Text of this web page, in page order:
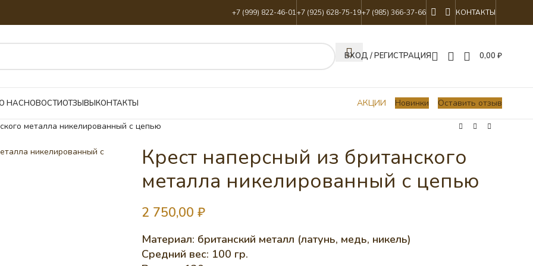
+7 (999) 822-46-01+7 (925) 628-75-19+7 (985) 366-37-66 КОНТАКТЫ
ВХОД / РЕГИСТРАЦИЯ 0,00 ₽
НАСНОВОСТИОТЗЫВЫКОНТАКТЫ АКЦИИ Новинки Оставить отзыв
металла никелированный с цепью
Крест наперсный из британского
металла никелированный с цепью
2 750,00 ₽
Материал: британский металл (латунь, медь, никель)
Средний вес: 100 гр.